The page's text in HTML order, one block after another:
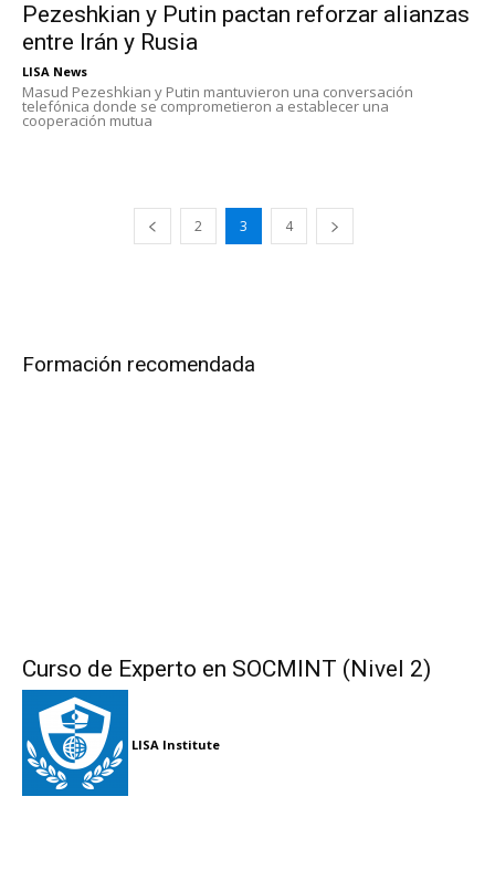
Pezeshkian y Putin pactan reforzar alianzas
entre Irán y Rusia
LISA News
Masud Pezeshkian y Putin mantuvieron una conversación
telefónica donde se comprometieron a establecer una
cooperación mutua
2 3 4
Formación recomendada
Curso de Experto en SOCMINT (Nivel 2)
LISA Institute